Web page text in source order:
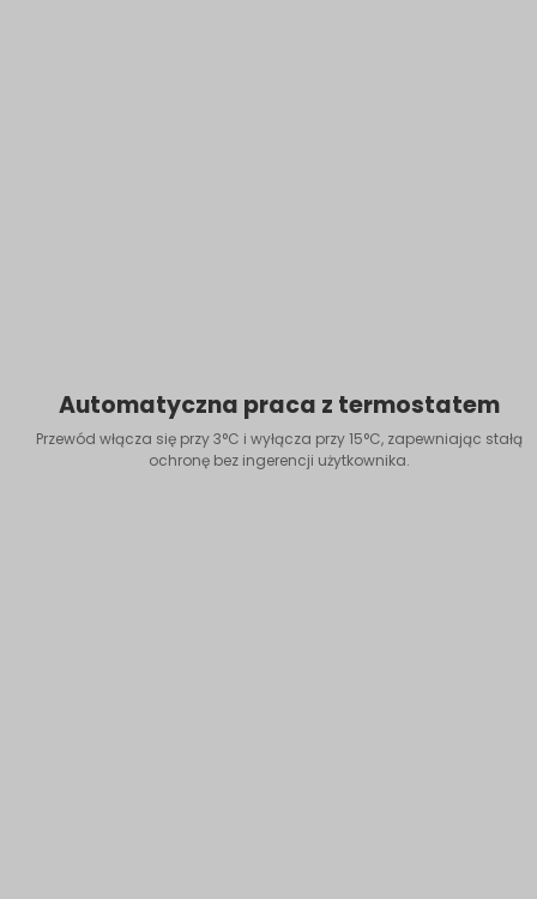
Automatyczna praca z termostatem
Przewód włącza się przy 3°C i wyłącza przy 15°C, zapewniając stałą
ochronę bez ingerencji użytkownika.